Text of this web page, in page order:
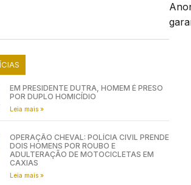
EM PRESIDENTE DUTRA, HOMEM É PRESO
POR DUPLO HOMICÍDIO
Leia mais »
OPERAÇÃO CHEVAL: POLÍCIA CIVIL PRENDE
DOIS HOMENS POR ROUBO E
ADULTERAÇÃO DE MOTOCICLETAS EM
CAXIAS
Leia mais »